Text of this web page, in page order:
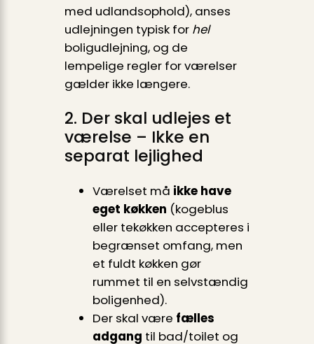
med udlandsophold), anses
udlejningen typisk for hel
boligudlejning, og de
lempelige regler for værelser
gælder ikke længere.
2. Der skal udlejes et
værelse – Ikke en
separat lejlighed
Værelset må ikke have
eget køkken (kogeblus
eller tekøkken accepteres i
begrænset omfang, men
et fuldt køkken gør
rummet til en selvstændig
boligenhed).
Der skal være fælles
adgang til bad/toilet og